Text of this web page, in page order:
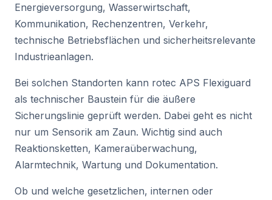
Energieversorgung, Wasserwirtschaft,
Kommunikation, Rechenzentren, Verkehr,
technische Betriebsflächen und sicherheitsrelevante
Industrieanlagen.
Bei solchen Standorten kann rotec APS Flexiguard
als technischer Baustein für die äußere
Sicherungslinie geprüft werden. Dabei geht es nicht
nur um Sensorik am Zaun. Wichtig sind auch
Reaktionsketten, Kameraüberwachung,
Alarmtechnik, Wartung und Dokumentation.
Ob und welche gesetzlichen, internen oder